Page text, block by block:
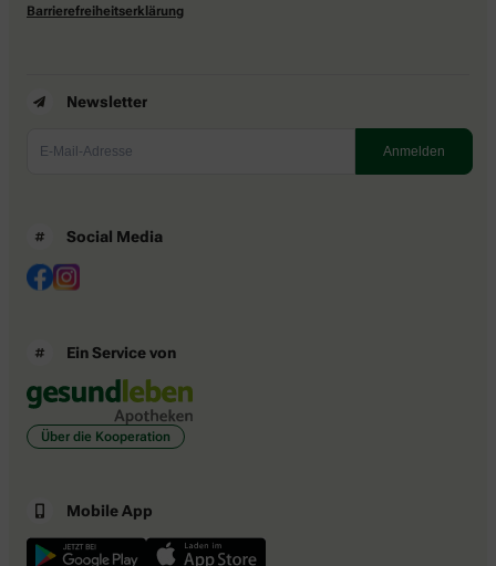
Barrierefreiheitserklärung
Newsletter
Social Media
Ein Service von
Über die Kooperation
Mobile App